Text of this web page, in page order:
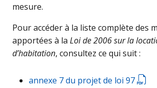
mesure.
Pour accéder à la liste complète des
apportées à la Loi de 2006 sur la
d’habitation, consultez ce qui suit :
annexe 7 du projet de loi 97